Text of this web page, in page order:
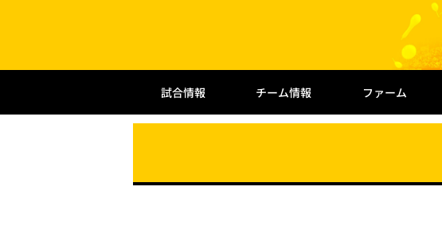
試合情報 チーム情報 ファーム